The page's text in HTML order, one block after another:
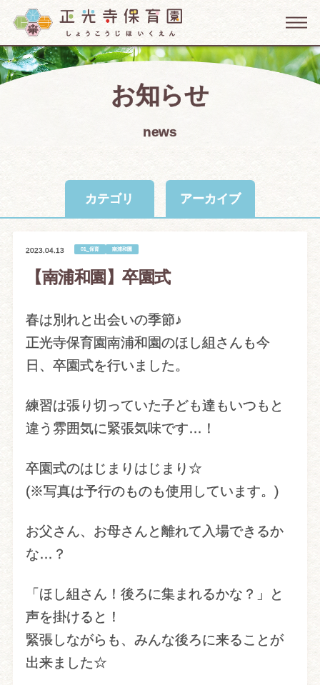
お知らせ
news
カテゴリ アーカイブ
2023.04.13 01_保育 南浦和園
【南浦和園】卒園式
春は別れと出会いの季節♪
正光寺保育園南浦和園のほし組さんも今
日、卒園式を行いました。
練習は張り切っていた子ども達もいつもと
違う雰囲気に緊張気味です…！
卒園式のはじまりはじまり☆
(※写真は予行のものも使用しています。)
お父さん、お母さんと離れて入場できるか
な…？
「ほし組さん！後ろに集まれるかな？」と
声を掛けると！
緊張しながらも、みんな後ろに来ることが
出来ました☆